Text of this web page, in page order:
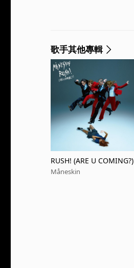
歌手其他專輯
RUSH! (ARE U COMING?)
Måneskin